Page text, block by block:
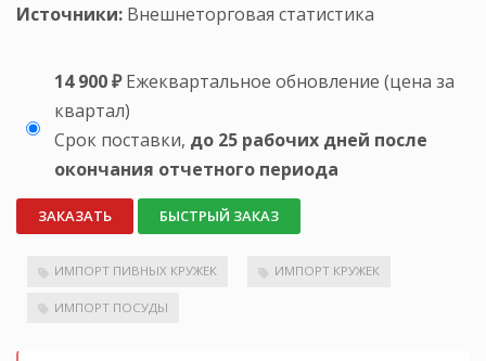
Источники: Внешнеторговая статистика
14 900 ₽ Ежеквартальное обновление (цена за
квартал)
Срок поставки, до 25 рабочих дней после
окончания отчетного периода
ЗАКАЗАТЬ БЫСТРЫЙ ЗАКАЗ
ИМПОРТ ПИВНЫХ КРУЖЕК ИМПОРТ КРУЖЕК
ИМПОРТ ПОСУДЫ